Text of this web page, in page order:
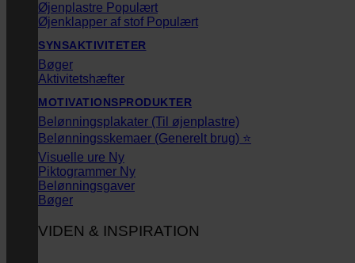
Øjenplastre
Øjenklapper af stof
SYNSAKTIVITETER
Bøger
Aktivitetshæfter
MOTIVATIONSPRODUKTER
Belønningsplakater (Til øjenplastre)
Belønningsskemaer (Generelt brug) ⭐
Visuelle ure
Piktogrammer
Belønningsgaver
Bøger
VIDEN & INSPIRATION